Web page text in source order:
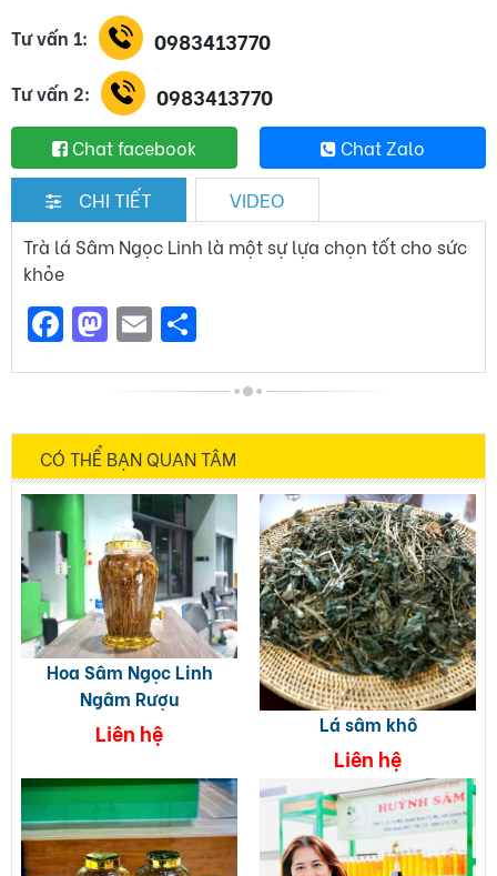
Tư vấn 1: 0983413770
Tư vấn 2: 0983413770
Chat facebook Chat Zalo
CHI TIẾT VIDEO
Trà lá Sâm Ngọc Linh là một sự lựa chọn tốt cho sức
khỏe
Facebook
Mastodon
Email
CÓ THỂ BẠN QUAN TÂM
Hoa Sâm Ngọc Linh
Ngâm Rượu
Liên hệ Lá sâm khô
Liên hệ